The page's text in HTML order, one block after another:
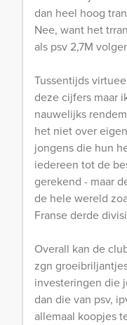
dan heel hoog
Nee, want het
als psv 2,7M
Tussentijds
deze cijfers maar
nauwelijks
het niet over
jongens die hun
iedereen tot de
gerekend - maar
de hele wereld
Franse derde
Overall kan de
zgn
investeringen die
dan die van psv,
allemaal koopjes